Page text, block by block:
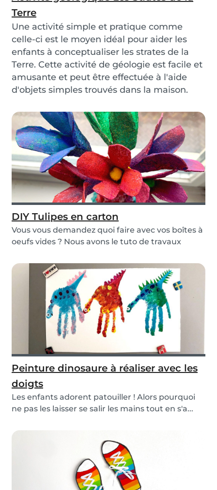
Terre
Une activité simple et pratique comme
celle-ci est le moyen idéal pour aider les
enfants à conceptualiser les strates de la
Terre. Cette activité de géologie est facile et
amusante et peut être effectuée à l'aide
d'objets simples trouvés dans la maison.
DIY Tulipes en carton
Vous vous demandez quoi faire avec vos boîtes à
oeufs vides ? Nous avons le tuto de travaux
Peinture dinosaure à réaliser avec les
doigts
Les enfants adorent patouiller ! Alors pourquoi
ne pas les laisser se salir les mains tout en s'a...